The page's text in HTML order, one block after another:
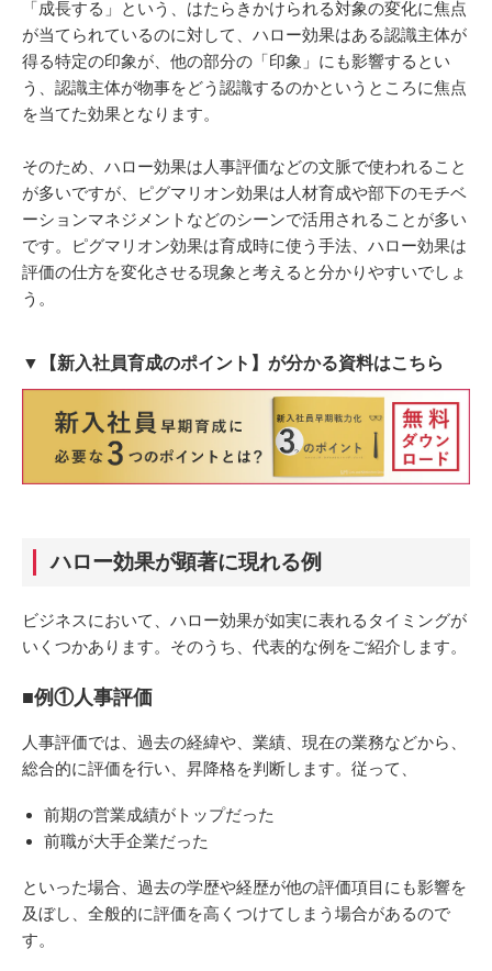
「成長する」という、はたらきかけられる対象の変化に焦点
が当てられているのに対して、ハロー効果はある認識主体が
得る特定の印象が、他の部分の「印象」にも影響するとい
う、認識主体が物事をどう認識するのかというところに焦点
を当てた効果となります。
そのため、ハロー効果は人事評価などの文脈で使われること
が多いですが、ピグマリオン効果は人材育成や部下のモチベ
ーションマネジメントなどのシーンで活用されることが多い
です。ピグマリオン効果は育成時に使う手法、ハロー効果は
評価の仕方を変化させる現象と考えると分かりやすいでしょ
う。
▼【新入社員育成のポイント】が分かる資料はこちら
ハロー効果が顕著に現れる例
ビジネスにおいて、ハロー効果が如実に表れるタイミングが
いくつかあります。そのうち、代表的な例をご紹介します。
■例①人事評価
人事評価では、過去の経緯や、業績、現在の業務などから、
総合的に評価を行い、昇降格を判断します。従って、
前期の営業成績がトップだった
前職が大手企業だった
といった場合、過去の学歴や経歴が他の評価項目にも影響を
及ぼし、全般的に評価を高くつけてしまう場合があるので
す。